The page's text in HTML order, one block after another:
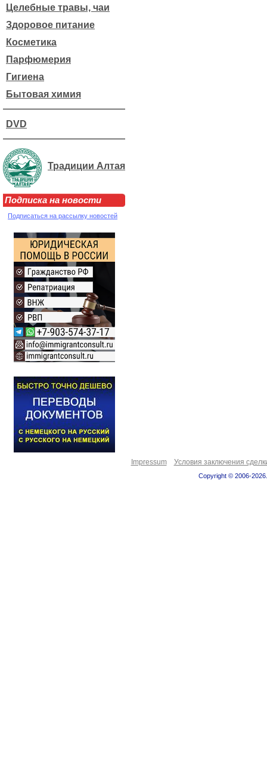
Целебные травы, чаи
Здоровое питание
Косметика
Парфюмерия
Гигиена
Бытовая химия
DVD
Традиции Алтая
Подписка на новости
Подписаться на рассылку новостей
Impressum Условия заключения
Copyright © 2006-